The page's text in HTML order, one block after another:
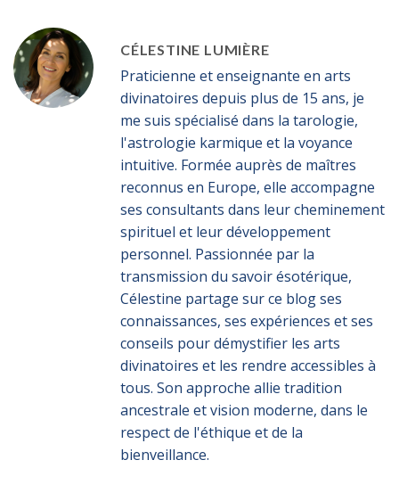
CÉLESTINE LUMIÈRE
Praticienne et enseignante en arts
divinatoires depuis plus de 15 ans, je
me suis spécialisé dans la tarologie,
l'astrologie karmique et la voyance
intuitive. Formée auprès de maîtres
reconnus en Europe, elle accompagne
ses consultants dans leur cheminement
spirituel et leur développement
personnel. Passionnée par la
transmission du savoir ésotérique,
Célestine partage sur ce blog ses
connaissances, ses expériences et ses
conseils pour démystifier les arts
divinatoires et les rendre accessibles à
tous. Son approche allie tradition
ancestrale et vision moderne, dans le
respect de l'éthique et de la
bienveillance.